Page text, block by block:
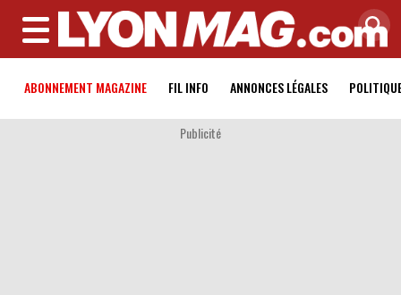
MENU
ABONNEMENT MAGAZINE FIL INFO ANNONCES LÉGALES
Publicité